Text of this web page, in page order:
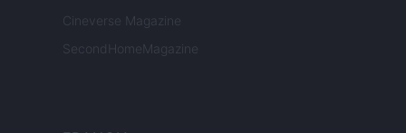
Cineverse Magazine
SecondHomeMagazine